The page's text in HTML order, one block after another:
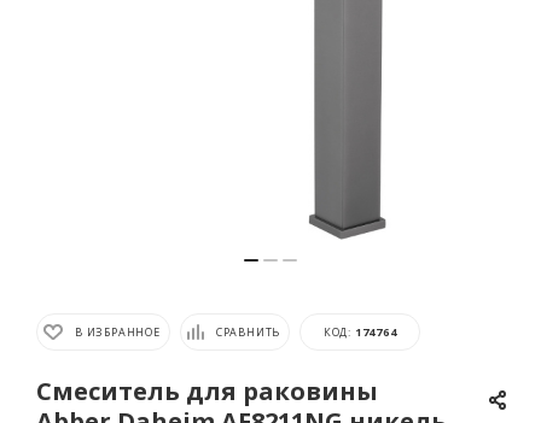
В ИЗБРАННОЕ СРАВНИТЬ КОД: 174764
Смеситель для раковины